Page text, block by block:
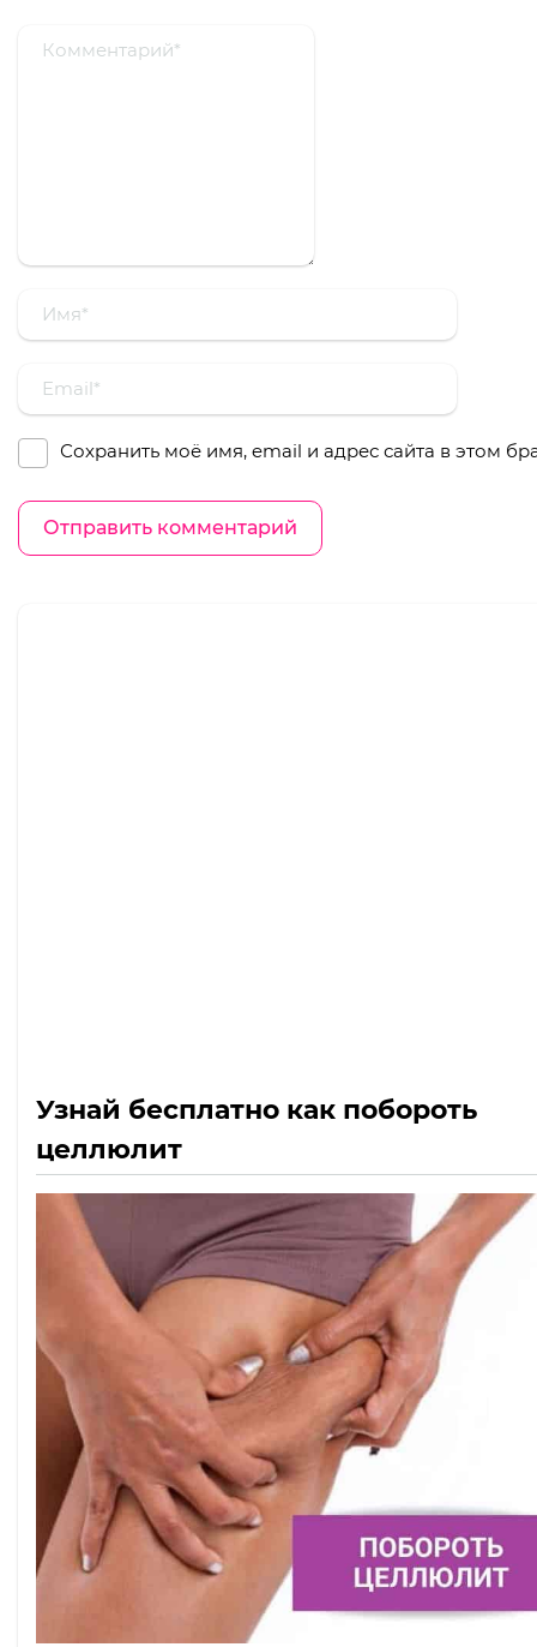
Сохранить моё имя, email и адрес сайта в этом
Узнай бесплатно как побороть
целлюлит